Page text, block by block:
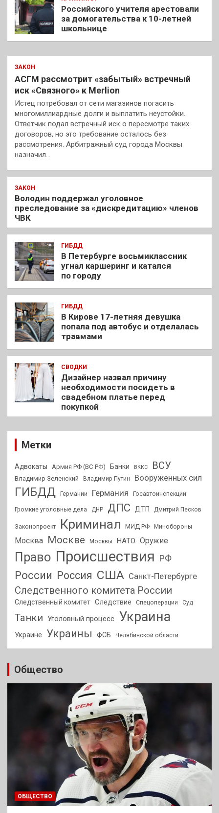
Российского учителя арестовали
за домогательства к 10-летней
школьнице
ЗАКОН
АСГМ рассмотрит «забытый» встречный
иск «Связного» к Merlion
Истец потребовал от сети магазинов погасить
многомиллиардные долги и выплатить неустойки.
Ответчик подал встречный иск о пересмотре таких
договоров, но это требование осталось без
рассмотрения. Арбитражный суд города Москвы
назначил…
ЗАКОН
Володин поддержал уголовное
преследование за «дискредитацию» членов
ЧВК
ГИБДД
В Петербурге восьмиклассник
угнал каршеринг и катался
по городу
ГИБДД
В Кирове 17-летняя девушка
попала под автобус и отделалась
травмами
СВОДКИ
Дизайнер назвал причину
необходимости посидеть в
свадебном платье перед
покупкой
Метки
Адвокаты Армия РФ (ВС РФ) Банки ВККС ВСУ
Владимир Зеленский Владимир Путин Вооруженных сил
ГИБДД Германии Германия Госавтоинспекции
Громкие уголовные дела ДНР ДПС ДТП Дмитрий Песков
Законопроект Криминал МИД РФ Минобороны
Москва Москве Москвы НАТО Оружие
Право Происшествия РФ
России Россия США Санкт-Петербурге
Следственного комитета России
Следственный комитет Следствие Спецоперации Суд
Танки Уголовный процесс Украина
Украине Украины ФСБ Челябинской области
Общество
ОБЩЕСТВО